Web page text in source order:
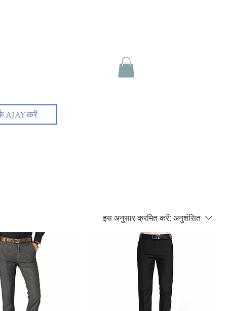
AJAY करें
इस अनुसार क्रमित करें: अनुशंसित